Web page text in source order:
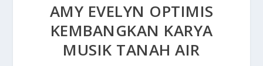
AMY EVELYN OPTIMIS
KEMBANGKAN KARYA
MUSIK TANAH AIR